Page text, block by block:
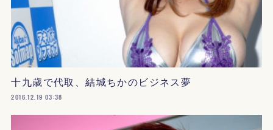
十九歳で代取、結城ちかのビジネス夢
2016.12.19 03:38